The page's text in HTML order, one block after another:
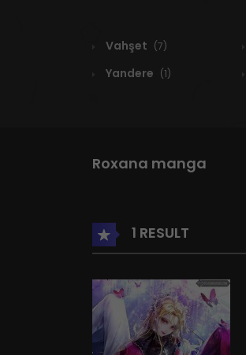
Vahşet (7)
Yandere (1)
Roxana manga
1 RESULT